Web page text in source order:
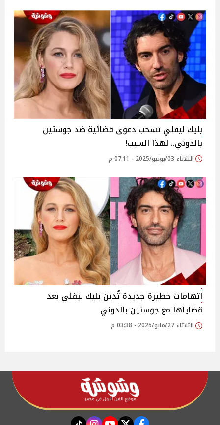
بليك ليفلي تسحب دعوى قضائية ضد جوستين
بالدوني.. لهذا السبب!
الثلاثاء 03/يونيو/2025 - 07:11 م
اتهامات خطيرة جديدة تُدين بليك ليفلي بعد
قضاياها مع جوستين بالدوني
الثلاثاء 27/مايو/2025 - 03:38 م